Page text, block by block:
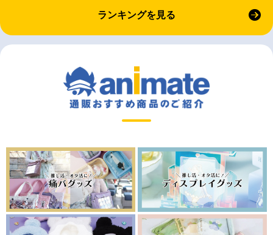
ランキングを見る